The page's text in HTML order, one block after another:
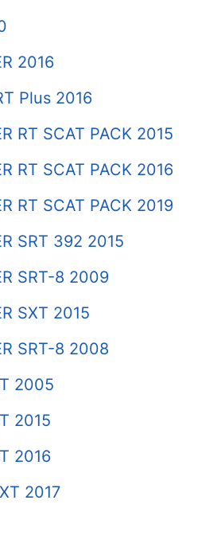
2016
Plus 2016
RT SCAT PACK 2015
RT SCAT PACK 2016
RT SCAT PACK 2019
SRT 392 2015
SRT-8 2009
SXT 2015
SRT-8 2008
2005
2015
2016
2017